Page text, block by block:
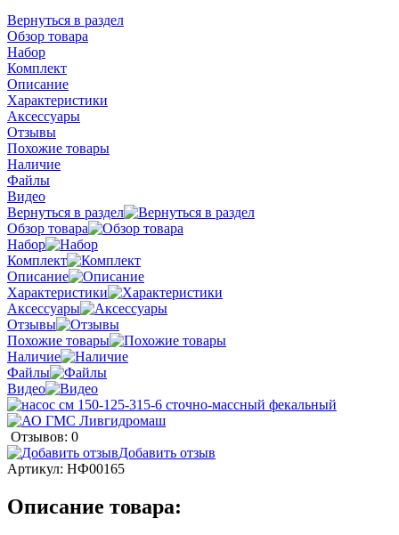
Вернуться в раздел
Обзор товара
Набор
Комплект
Описание
Характеристики
Аксессуары
Отзывы
Похожие товары
Наличие
Файлы
Видео
Вернуться в раздел
Обзор товара
Набор
Комплект
Описание
Характеристики
Аксессуары
Отзывы
Похожие товары
Наличие
Файлы
Видео
Отзывов: 0
Добавить отзыв
Артикул: НФ00165
Описание товара: